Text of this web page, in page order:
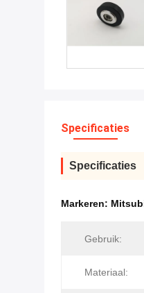
Specificaties
Specificaties
Markeren:
Gebruik:
Materiaal: